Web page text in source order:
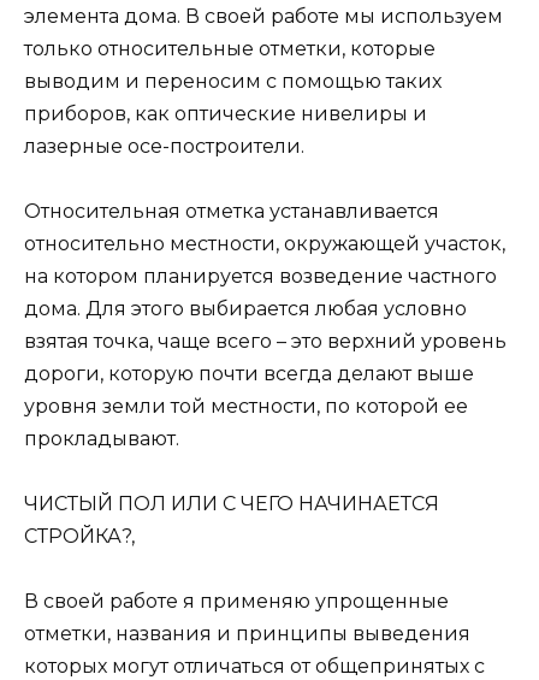
элемента дома. В своей работе мы используем
только относительные отметки, которые
выводим и переносим с помощью таких
приборов, как оптические нивелиры и
лазерные осе-построители.
Относительная отметка устанавливается
относительно местности, окружающей участок,
на котором планируется возведение частного
дома. Для этого выбирается любая условно
взятая точка, чаще всего – это верхний уровень
дороги, которую почти всегда делают выше
уровня земли той местности, по которой ее
прокладывают.
ЧИСТЫЙ ПОЛ ИЛИ С ЧЕГО НАЧИНАЕТСЯ
СТРОЙКА?,
В своей работе я применяю упрощенные
отметки, названия и принципы выведения
которых могут отличаться от общепринятых с